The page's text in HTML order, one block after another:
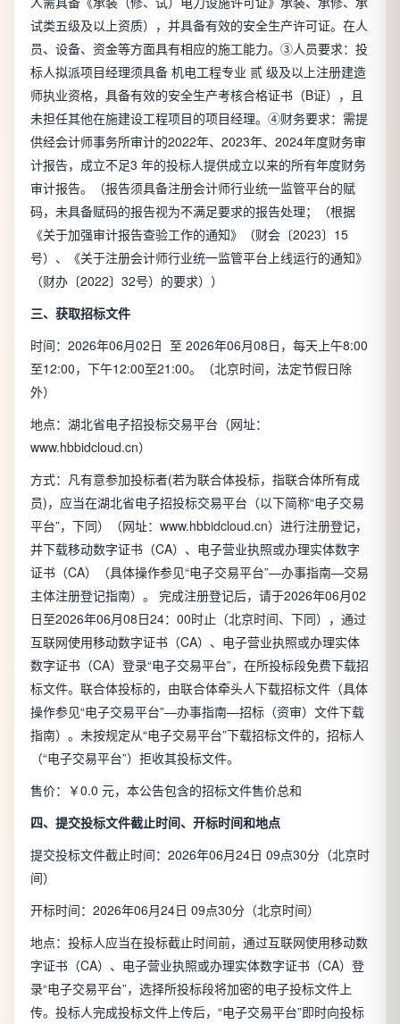
试类五级及以上资质），并具备有效的安全生产许可证。在人
员、设备、资金等方面具有相应的施工能力。③人员要求：投
标人拟派项目经理须具备 机电工程专业 贰 级及以上注册建造
师执业资格，具备有效的安全生产考核合格证书（B证），且
未担任其他在施建设工程项目的项目经理。④财务要求：需提
供经会计师事务所审计的2022年、2023年、2024年度财务审
计报告，成立不足3 年的投标人提供成立以来的所有年度财务
审计报告。（报告须具备注册会计师行业统一监管平台的赋
码，未具备赋码的报告视为不满足要求的报告处理；（根据
《关于加强审计报告查验工作的通知》（财会〔2023〕15
号）、《关于注册会计师行业统一监管平台上线运行的通知》
（财办〔2022〕32号）的要求））
三、获取招标文件
时间：2026年06月02日 至 2026年06月08日，每天上午8:00
至12:00，下午12:00至21:00。（北京时间，法定节假日除
外）
地点：湖北省电子招投标交易平台（网址：
www.hbbidcloud.cn）
方式：凡有意参加投标者(若为联合体投标，指联合体所有成
员)，应当在湖北省电子招投标交易平台（以下简称“电子交易
平台”，下同）（网址：www.hbbidcloud.cn）进行注册登记，
并下载移动数字证书（CA）、电子营业执照或办理实体数字
证书（CA）（具体操作参见“电子交易平台”—办事指南—交易
主体注册登记指南）。 完成注册登记后，请于2026年06月02
日至2026年06月08日24：00时止（北京时间、下同），通过
互联网使用移动数字证书（CA）、电子营业执照或办理实体
数字证书（CA）登录“电子交易平台”，在所投标段免费下载招
标文件。联合体投标的，由联合体牵头人下载招标文件（具体
操作参见“电子交易平台”—办事指南—招标（资审）文件下载
指南）。未按规定从“电子交易平台”下载招标文件的，招标人
（“电子交易平台”）拒收其投标文件。
售价：￥0.0 元，本公告包含的招标文件售价总和
四、提交投标文件截止时间、开标时间和地点
提交投标文件截止时间：2026年06月24日 09点30分（北京时
间）
开标时间：2026年06月24日 09点30分（北京时间）
地点：投标人应当在投标截止时间前，通过互联网使用移动数
字证书（CA）、电子营业执照或办理实体数字证书（CA）登
录“电子交易平台”，选择所投标段将加密的电子投标文件上
传。投标人完成投标文件上传后，“电子交易平台”即时向投标